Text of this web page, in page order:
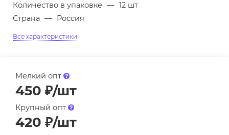
Количество в упаковке — 12 шт
Страна — Россия
Все характеристики
Мелкий опт
450 ₽/шт
Крупный опт
420 ₽/шт